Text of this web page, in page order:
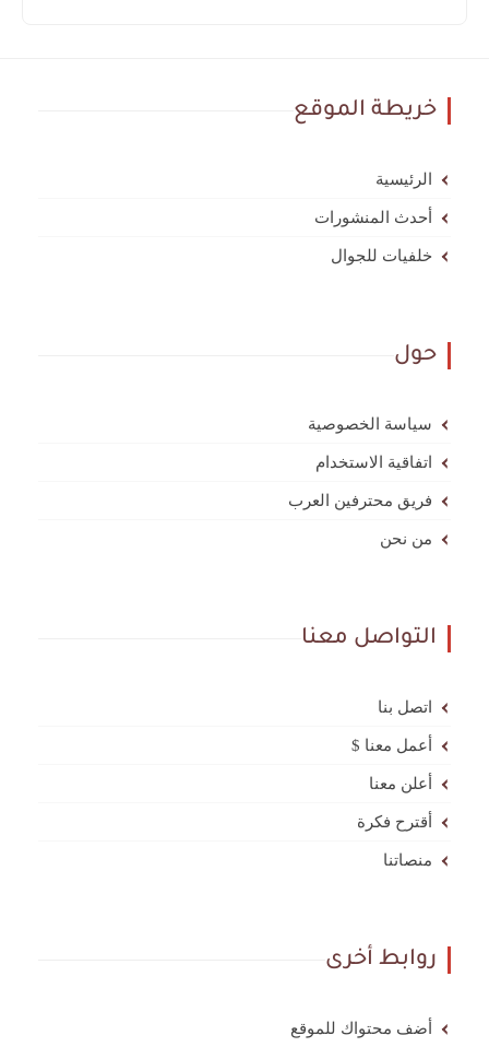
خريطة الموقع
الرئيسية
أحدث المنشورات
خلفيات للجوال
حول
سياسة الخصوصية
اتفاقية الاستخدام
فريق محترفين العرب
من نحن
التواصل معنا
اتصل بنا
أعمل معنا $
أعلن معنا
أقترح فكرة
منصاتنا
روابط أخرى
أضف محتواك للموقع